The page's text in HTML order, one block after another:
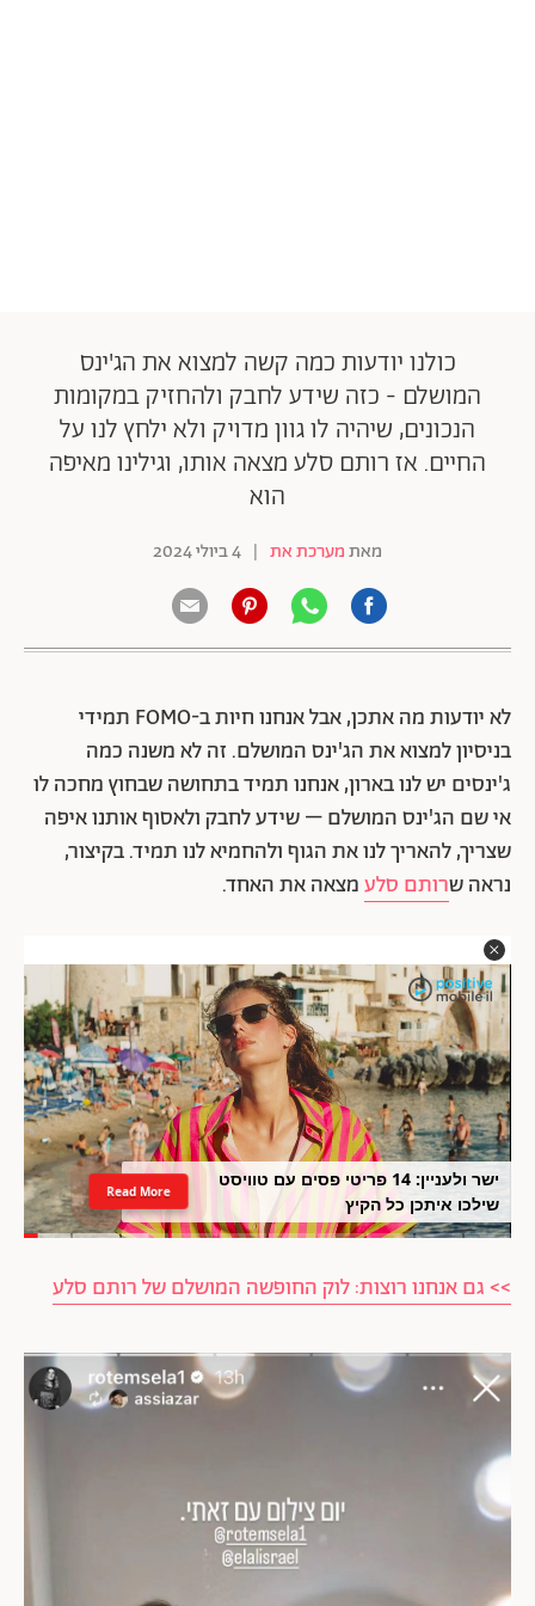
כולנו יודעות כמה קשה למצוא את הג'ינס
המושלם - כזה שידע לחבק ולהחזיק במקומות
הנכונים, שיהיה לו גוון מדויק ולא ילחץ לנו על
החיים. אז רותם סלע מצאה אותו, וגילינו מאיפה
הוא
מאתמערכת את | 4 ביולי 2024
לא יודעות מה אתכן, אבל אנחנו חיות ב-FOMO תמידי
בניסיון למצוא את הג'ינס המושלם. זה לא משנה כמה
ג'ינסים יש לנו בארון, אנחנו תמיד בתחושה שבחוץ מחכה לו
אי שם הג'ינס המושלם – שידע לחבק ולאסוף אותנו איפה
שצריך, להאריך לנו את הגוף ולהחמיא לנו תמיד. בקיצור,
נראה שרותם סלעמצאה את האחד.
ישר ולעניין: 14 פריטי פסים עם טוויסט
שילכו איתכן כל הקיץ
Read More
>> גם אנחנו רוצות: לוק החופשה המושלם של רותם סלע